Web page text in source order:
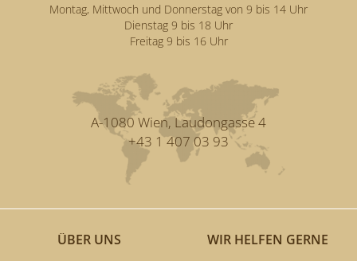
Montag, Mittwoch und Donnerstag von 9 bis 14 Uhr
Dienstag 9 bis 18 Uhr
Freitag 9 bis 16 Uhr
A-1080 Wien, Laudongasse 4
+43 1 407 03 93
ÜBER UNS WIR HELFEN GERNE